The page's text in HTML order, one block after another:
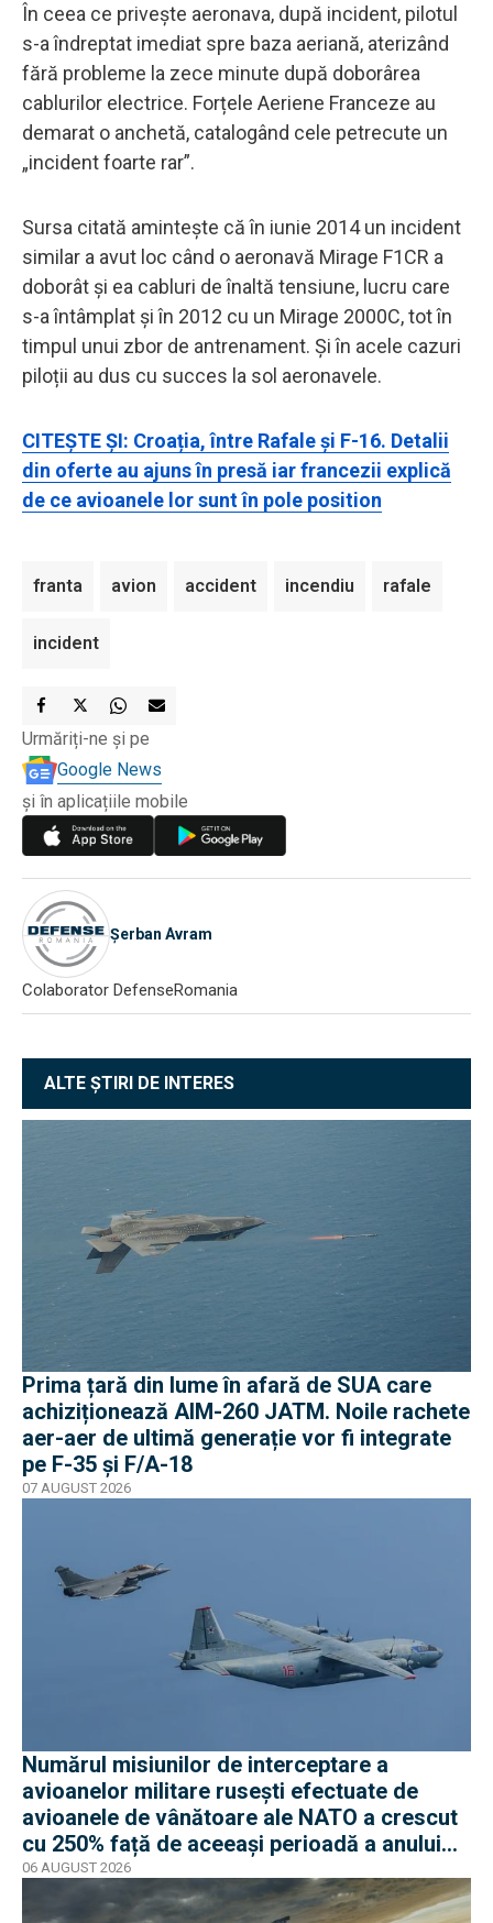
În ceea ce privește aeronava, după incident, pilotul
s-a îndreptat imediat spre baza aeriană, aterizând
fără probleme la zece minute după doborârea
cablurilor electrice. Forțele Aeriene Franceze au
demarat o anchetă, catalogând cele petrecute un
„incident foarte rar”.
Sursa citată amintește că în iunie 2014 un incident
similar a avut loc când o aeronavă Mirage F1CR a
doborât și ea cabluri de înaltă tensiune, lucru care
s-a întâmplat și în 2012 cu un Mirage 2000C, tot în
timpul unui zbor de antrenament. Și în acele cazuri
piloții au dus cu succes la sol aeronavele.
CITEȘTE ȘI: Croația, între Rafale și F-16. Detalii
din oferte au ajuns în presă iar francezii explică
de ce avioanele lor sunt în pole position
franta avion accident incendiu rafale
incident
Urmăriți-ne și pe
Google News
și în aplicațiile mobile
Șerban Avram
Colaborator DefenseRomania
ALTE ȘTIRI DE INTERES
Prima țară din lume în afară de SUA care
achiziționează AIM-260 JATM. Noile rachete
aer-aer de ultimă generație vor fi integrate
pe F-35 și F/A-18
07 AUGUST 2026
Numărul misiunilor de interceptare a
avioanelor militare rusești efectuate de
avioanele de vânătoare ale NATO a crescut
cu 250% față de aceeași perioadă a anului
trecut
06 AUGUST 2026